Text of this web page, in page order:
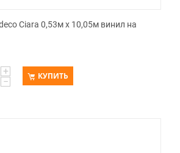
Ciara 0,53м x 10,05м винил на
+
−
КУПИТЬ